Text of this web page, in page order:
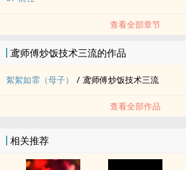
角色三观不代表作者三观，本文不承担教育作用
的写作指导，结局BE，不喜点❌
连载期间全文免费，稳定日更，绝对不坑，预计
查看全部章节
鸢师傅炒饭技术三流的作品
絮絮如霏（母子） / 鸢师傅炒饭技术三流
查看全部作品
相关推荐